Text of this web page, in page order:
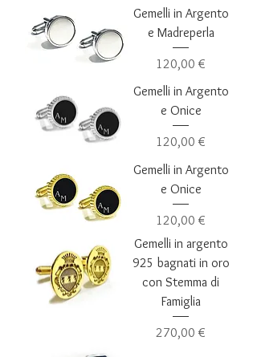
Gemelli in Argento
e Madreperla
Prezzo
120,00 €
Gemelli in Argento
e Onice
Prezzo
120,00 €
Gemelli in Argento
e Onice
Prezzo
120,00 €
Gemelli in argento
925 bagnati in oro
con Stemma di
Famiglia
Prezzo
270,00 €